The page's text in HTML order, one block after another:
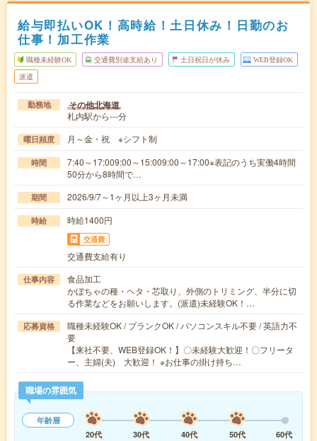
給与即払いOK！高時給！土日休み！日勤のお
仕事！加工作業
職種未経験OK 交通費別途支給あり 土日祝日が休み WEB登録OK
派遣
勤務地 その他北海道
札内駅から---分
曜日頻度 月～金・祝 ※シフト制
時間
7:40～17:009:00～15:009:00～17:00※表記のうち実働4時間
50分から8時間で…
期間 2026/9/7～1ヶ月以上3ヶ月未満
時給 時給1400円
交通費
交通費支給有り
仕事内容
食品加工
かぼちゃの種・ヘタ・芯取り、外側のトリミング、半分に切
る作業などをお願いします。(派遣)未経験OK！…
応募資格
職種未経験OK / ブランクOK / パソコンスキル不要 / 英語力不
要
【来社不要、WEB登録OK！】〇未経験大歓迎！〇フリータ
ー、主婦(夫) 大歓迎！ ※お仕事の掛け持ち…
職場の雰囲気
年齢層
20代
30代 40代 50代 60代